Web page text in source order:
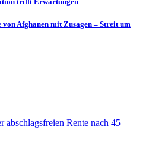
Afghanen mit Zusagen – Streit um